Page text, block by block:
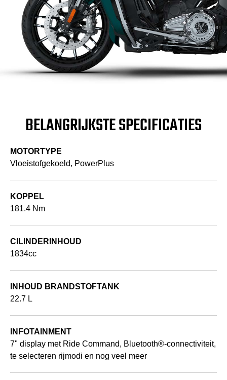
BELANGRIJKSTE SPECIFICATIES
MOTORTYPE
Vloeistofgekoeld, PowerPlus
KOPPEL
181.4 Nm
CILINDERINHOUD
1834cc
INHOUD BRANDSTOFTANK
22.7 L
INFOTAINMENT
7" display met Ride Command, Bluetooth®-connectiviteit,
te selecteren rijmodi en nog veel meer